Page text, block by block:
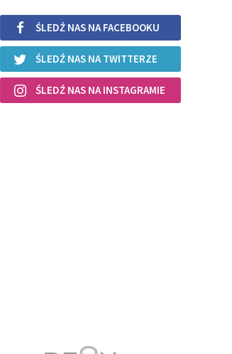
ŚLEDŹ NAS NA FACEBOOKU
ŚLEDŹ NAS NA TWITTERZE
ŚLEDŹ NAS NA INSTAGRAMIE